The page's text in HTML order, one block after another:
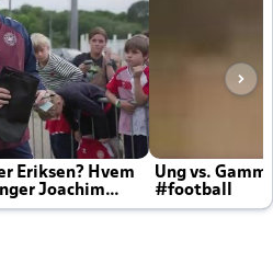
Eriksen? Hvem
Joachim
Ung vs.
#football